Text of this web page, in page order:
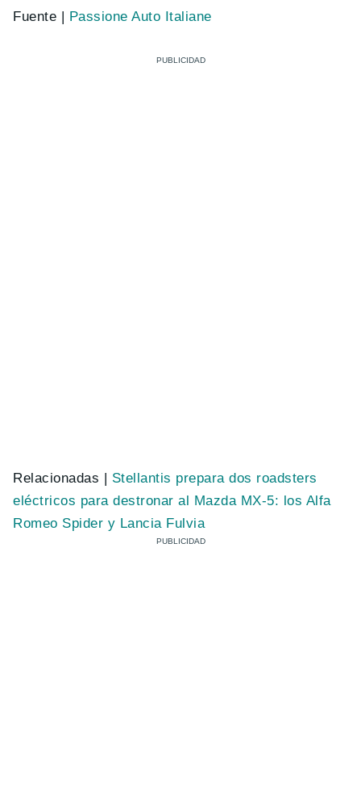
Fuente | Passione Auto Italiane
Relacionadas | Stellantis prepara dos roadsters
eléctricos para destronar al Mazda MX-5: los Alfa
Romeo Spider y Lancia Fulvia